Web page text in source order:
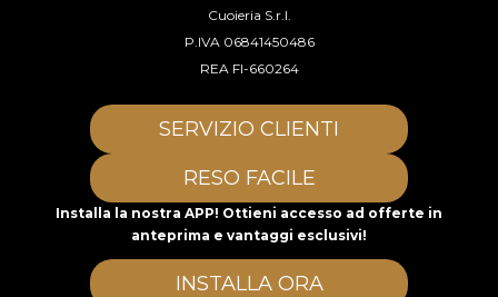
Cuoieria S.r.l.
P.IVA 06841450486
REA FI-660264
SERVIZIO CLIENTI
RESO FACILE
Installa la nostra APP! Ottieni accesso ad offerte in
anteprima e vantaggi esclusivi!
INSTALLA ORA